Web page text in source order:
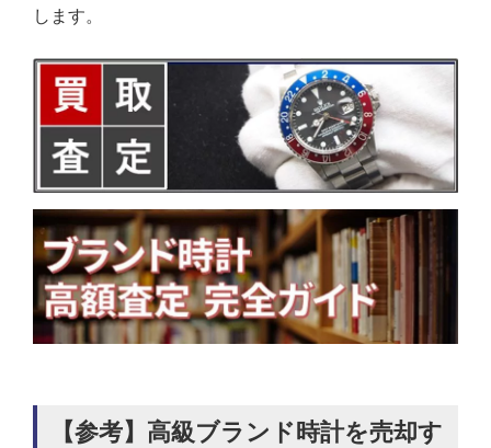
します。
【参考】高級ブランド時計を売却す